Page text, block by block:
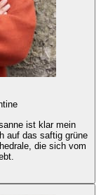
ist klar mein
auf das saftig grüne
die sich vom